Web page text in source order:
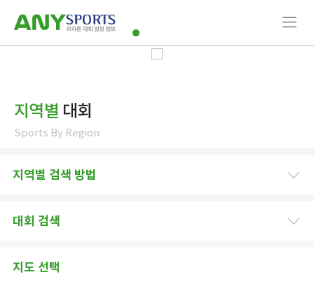
지역별 대회
Sports By Region
지역별 검색 방법
대회 검색
지도 선택